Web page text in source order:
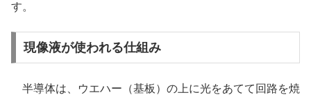
す。
現像液が使われる仕組み
半導体は、ウエハー（基板）の上に光をあてて回路を焼